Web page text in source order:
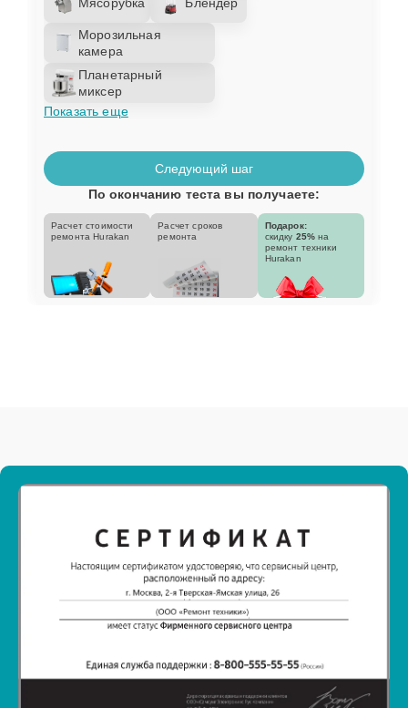
Морозильная
камера
Планетарный
миксер
Показать еще
Следующий шаг
По окончанию теста вы получаете:
Расчет стоимости
ремонта Hurakan
Расчет сроков
ремонта
Подарок:
скидку 25% на
ремонт техники
Hurakan